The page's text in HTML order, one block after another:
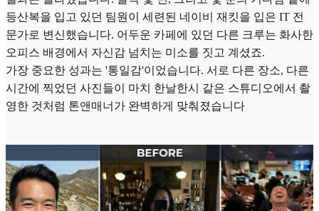
등산복을 입고 있던 팀원이 세련된 네이비 재킷을 입은 IT 전
문가로 변신했습니다. 어두운 카페에 있던 다른 크루는 화사한
오피스 배경에서 자신감 넘치는 미소를 짓고 계셨죠.
가장 중요한 성과는 '통일감'이었습니다. 서로 다른 장소, 다른
시간에 찍었던 사진들이 마치 한날한시 같은 스튜디오에서 촬
영한 것처럼 톤앤매너가 완벽하게 맞춰졌습니다